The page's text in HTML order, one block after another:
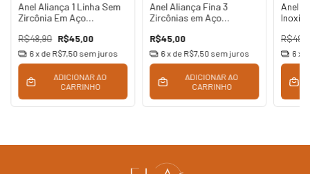
Anel Aliança 1 Linha Sem
Zircônia Em Aço
R$48,90 R$45,00
6x de R$7,50 sem juros
ADICIONAR AO
CARRINHO
Anel Aliança Fina 3
Zircônias em Aço
R$45,00
6x de R$7,50 sem juros
ADICIONAR AO
CARRINHO
Anel
6 x